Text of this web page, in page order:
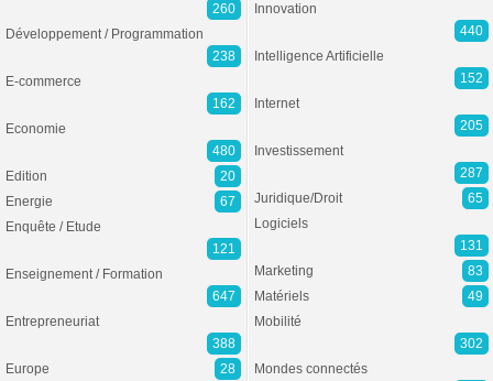
260
Développement / Programmation
238
E-commerce
162
Economie
480
Edition
20
Energie
67
Enquête / Etude
121
Enseignement / Formation
647
Entrepreneuriat
388
Europe
28
Innovation
440
Intelligence Artificielle
152
Internet
205
Investissement
287
Juridique/Droit
65
Logiciels
131
Marketing
83
Matériels
49
Mobilité
302
Mondes connectés